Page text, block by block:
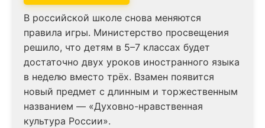
В российской школе снова меняются
правила игры. Министерство просвещения
решило, что детям в 5–7 классах будет
достаточно двух уроков иностранного языка
в неделю вместо трёх. Взамен появится
новый предмет с длинным и торжественным
названием — «Духовно-нравственная
культура России».